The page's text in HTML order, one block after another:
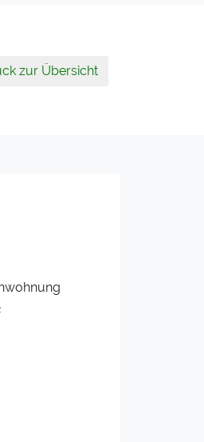
zur Übersicht